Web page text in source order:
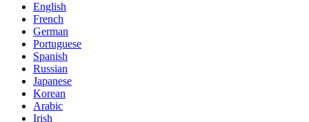
English
French
German
Portuguese
Spanish
Russian
Japanese
Korean
Arabic
Irish